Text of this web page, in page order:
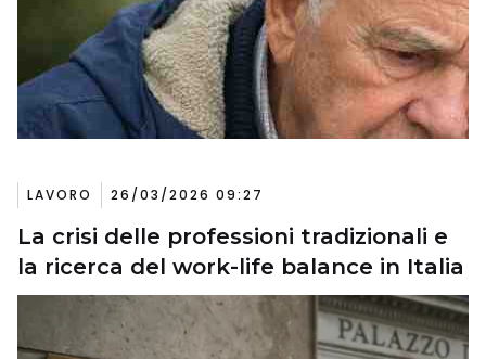
LAVORO 26/03/2026 09:27
La crisi delle professioni tradizionali e
la ricerca del work-life balance in Italia